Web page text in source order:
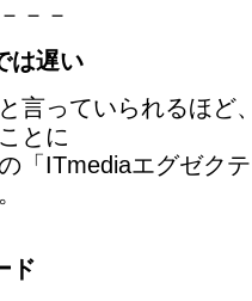
－－
は遅い
言っていられるほど
とに
「ITmediaエグゼク
ド